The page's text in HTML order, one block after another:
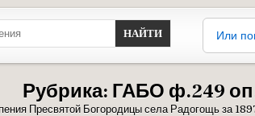
Или
Рубрика: ГАБО ф.249
Пресвятой Богородицы села Радогощь за